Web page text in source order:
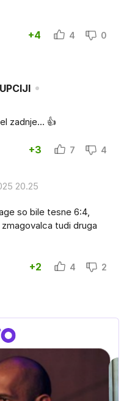
+4 4 0
zadnje… 👍
+3 7 4
20.25
so bile tesne 6:4,
tudi druga
+2 4 2